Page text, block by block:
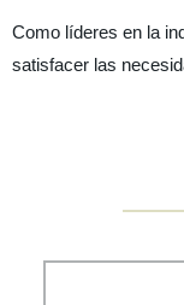
Como líderes en la
satisfacer las